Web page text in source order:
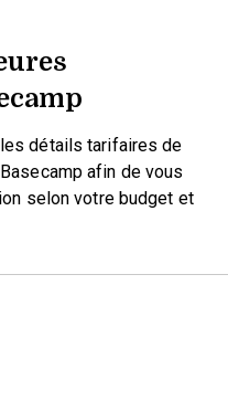
détails tarifaires de
afin de vous
selon votre budget et